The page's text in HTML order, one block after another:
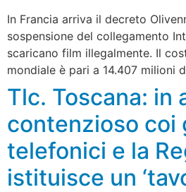
In Francia arriva il decreto
sospensione del collegamento
scaricano film illegalmente. Il
mondiale è pari a 14.407 milioni
Tlc. Toscana: in
contenzioso coi
telefonici e la
istituisce un